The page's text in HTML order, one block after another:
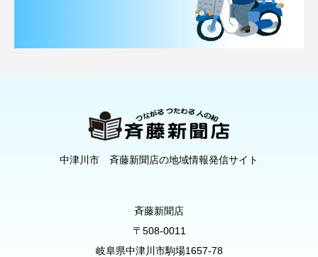
中津川市 斉藤新聞店の地域情報発信サイト
斉藤新聞店
〒508-0011
岐阜県中津川市駒場1657-78